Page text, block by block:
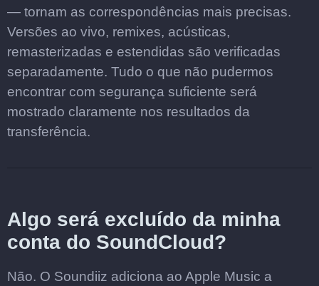
— tornam as correspondências mais precisas.
Versões ao vivo, remixes, acústicas,
remasterizadas e estendidas são verificadas
separadamente. Tudo o que não pudermos
encontrar com segurança suficiente será
mostrado claramente nos resultados da
transferência.
Algo será excluído da minha
conta do SoundCloud?
Não. O Soundiiz adiciona ao Apple Music a